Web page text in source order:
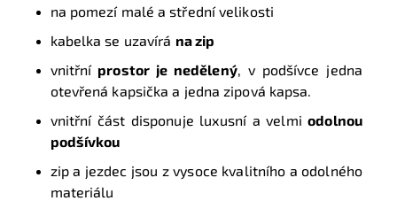
na pomezí malé a střední velikosti
kabelka se uzavírá na zip
vnitřníprostor je nedělený, v podšívce jedna
otevřená kapsička a jedna zipová kapsa.
vnitřní část disponuje luxusní a velmiodolnou
podšívkou
zip a jezdec jsou z vysoce kvalitního a odolného
materiálu